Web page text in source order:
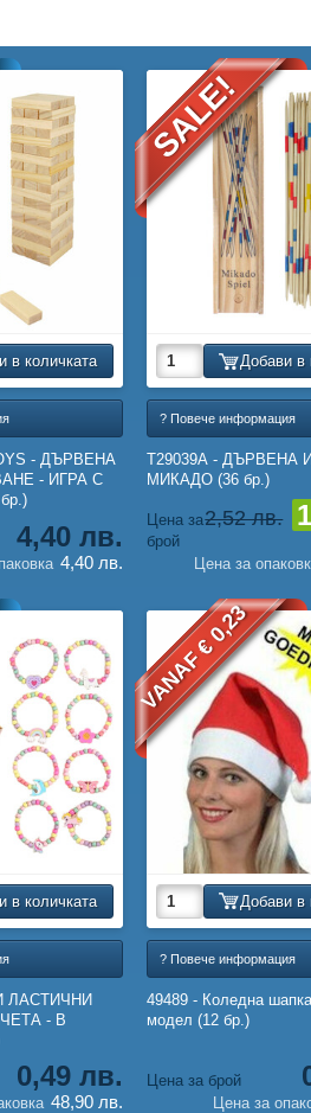
в количката
- ДЪРВЕНА
- ИГРА С
4,40 лв.
4,40 лв.
SALE!
Добави в
? Повече информация
T29039A - ДЪРВЕНА
МИКАДО (36 бр.)
Цена за
брой
2,52 лв.
Цена за
в количката
ЛАСТИЧНИ
- В
0,49 лв.
48,90 лв.
VANAF € 0,23
Добави в
? Повече информация
49489 - Коледна
модел (12 бр.)
Цена за брой
Цена за